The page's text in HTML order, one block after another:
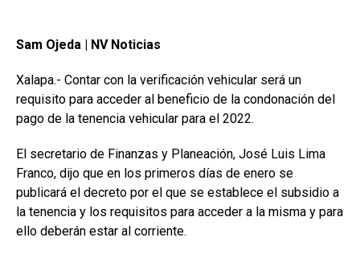
Sam Ojeda | NV Noticias
Xalapa.- Contar con la verificación vehicular será un
requisito para acceder al beneficio de la condonación del
pago de la tenencia vehicular para el 2022.
El secretario de Finanzas y Planeación, José Luis Lima
Franco, dijo que en los primeros días de enero se
publicará el decreto por el que se establece el subsidio a
la tenencia y los requisitos para acceder a la misma y para
ello deberán estar al corriente.